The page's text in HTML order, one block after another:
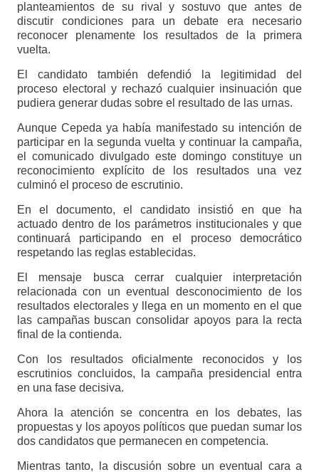
planteamientos de su rival y sostuvo que antes de
discutir condiciones para un debate era necesario
reconocer plenamente los resultados de la primera
vuelta.
El candidato también defendió la legitimidad del
proceso electoral y rechazó cualquier insinuación que
pudiera generar dudas sobre el resultado de las urnas.
Aunque Cepeda ya había manifestado su intención de
participar en la segunda vuelta y continuar la campaña,
el comunicado divulgado este domingo constituye un
reconocimiento explícito de los resultados una vez
culminó el proceso de escrutinio.
En el documento, el candidato insistió en que ha
actuado dentro de los parámetros institucionales y que
continuará participando en el proceso democrático
respetando las reglas establecidas.
El mensaje busca cerrar cualquier interpretación
relacionada con un eventual desconocimiento de los
resultados electorales y llega en un momento en el que
las campañas buscan consolidar apoyos para la recta
final de la contienda.
Con los resultados oficialmente reconocidos y los
escrutinios concluidos, la campaña presidencial entra
en una fase decisiva.
Ahora la atención se concentra en los debates, las
propuestas y los apoyos políticos que puedan sumar los
dos candidatos que permanecen en competencia.
Mientras tanto, la discusión sobre un eventual cara a